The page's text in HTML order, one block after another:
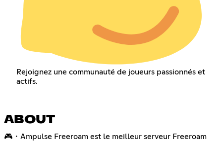
Rejoignez une communauté de joueurs passionnés et
actifs.
ABOUT
🎮・Ampulse Freeroam est le meilleur serveur Freeroam